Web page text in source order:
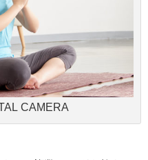
CAMERA